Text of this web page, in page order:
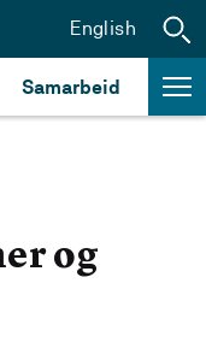
Samarbeid
English
og